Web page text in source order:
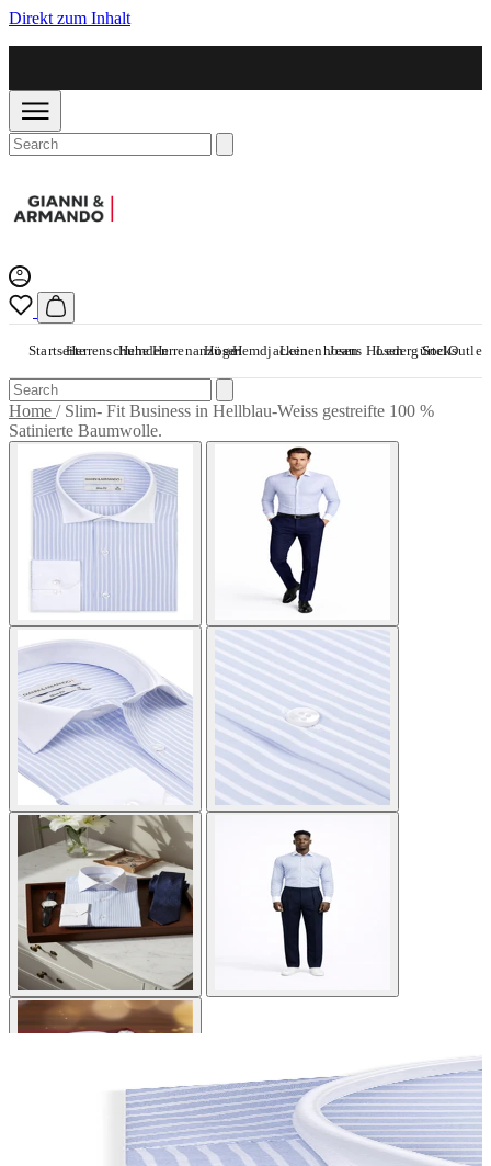
Direkt zum Inhalt
StartseiteHerrenschuhe
HemdenHerrenanzüge
HosenHemdjackenLeinenhosenJeans HosenLedergürtel
SocksOutlet
Home / Slim- Fit Business in Hellblau-Weiss gestreifte 100 %
Satinierte Baumwolle.